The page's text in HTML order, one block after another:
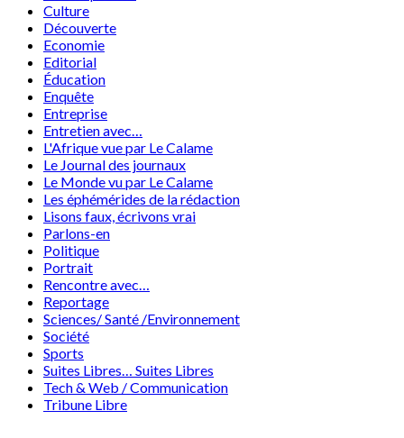
Culture
Découverte
Economie
Editorial
Éducation
Enquête
Entreprise
Entretien avec…
L'Afrique vue par Le Calame
Le Journal des journaux
Le Monde vu par Le Calame
Les éphémérides de la rédaction
Lisons faux, écrivons vrai
Parlons-en
Politique
Portrait
Rencontre avec…
Reportage
Sciences/ Santé /Environnement
Société
Sports
Suites Libres… Suites Libres
Tech & Web / Communication
Tribune Libre